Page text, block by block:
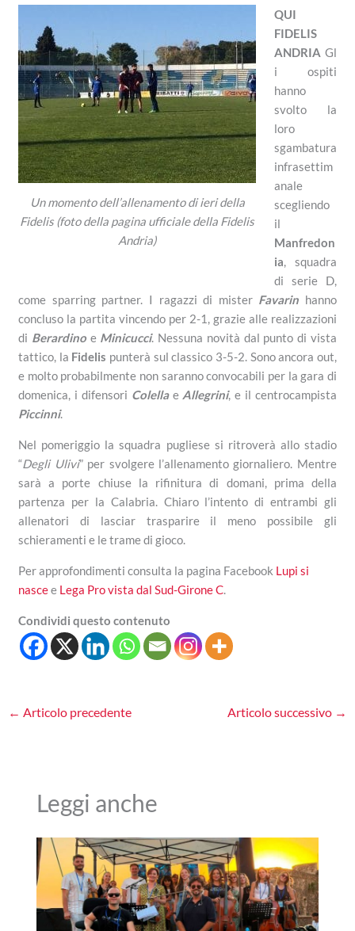
Un momento dell’allenamento di ieri della
Fidelis (foto della pagina ufficiale della Fidelis
Andria)
QUI
FIDELIS
ANDRIA Gl
i ospiti
hanno
svolto la
loro
sgambatura
infrasettim
anale
scegliendo
il
Manfredon
ia, squadra
di serie D,
come sparring partner. I ragazzi di mister Favarin hanno
concluso la partita vincendo per 2-1, grazie alle realizzazioni
di Berardino e Minicucci. Nessuna novità dal punto di vista
tattico, la Fidelis punterà sul classico 3-5-2. Sono ancora out,
e molto probabilmente non saranno convocabili per la gara di
domenica, i difensori Colella e Allegrini, e il centrocampista
Piccinni.
Nel pomeriggio la squadra pugliese si ritroverà allo stadio
“Degli Ulivi” per svolgere l’allenamento giornaliero. Mentre
sarà a porte chiuse la rifinitura di domani, prima della
partenza per la Calabria. Chiaro l’intento di entrambi gli
allenatori di lasciar trasparire il meno possibile gli
schieramenti e le trame di gioco.
Per approfondimenti consulta la pagina Facebook Lupi si
nascee Lega Pro vista dal Sud-Girone C.
Condividi questo contenuto
← Articolo precedente Articolo successivo →
Leggi anche